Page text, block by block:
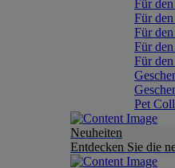
Für
Für
Für
Für
Für
Pet
Neuheiten
Entdecken Sie die